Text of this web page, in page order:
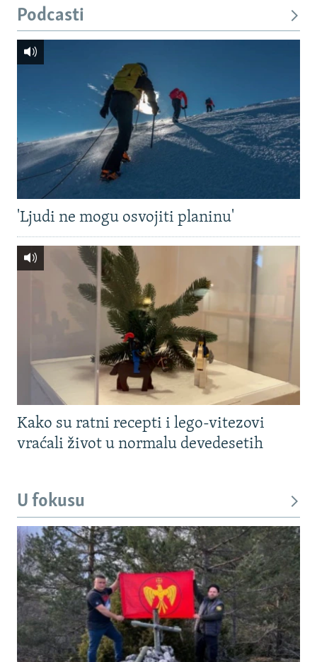
Podcasti
'Ljudi ne mogu osvojiti planinu'
Kako su ratni recepti i lego-vitezovi
vraćali život u normalu devedesetih
U fokusu